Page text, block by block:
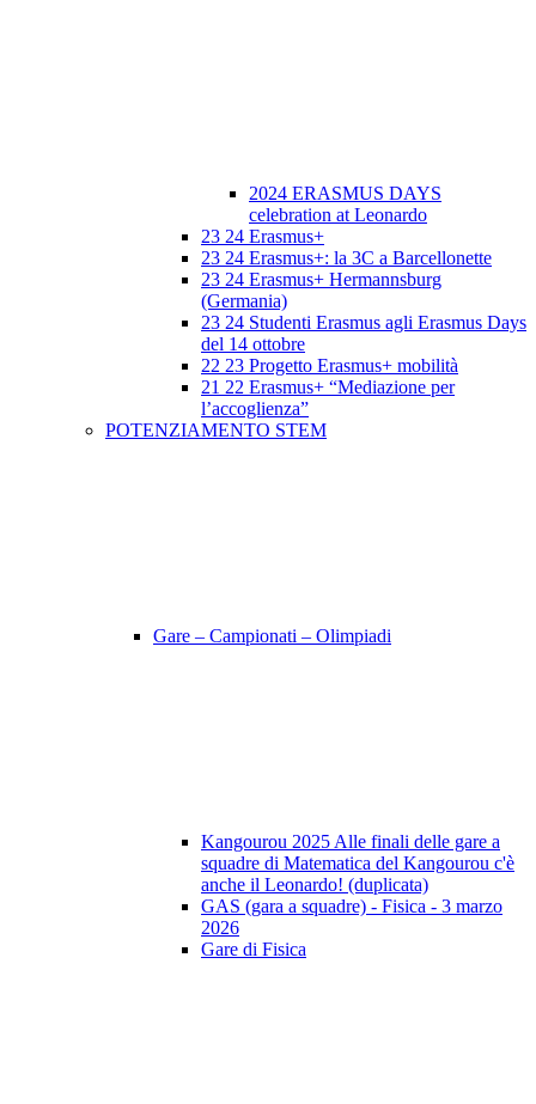
2024 ERASMUS DAYS
celebration at Leonardo
23 24 Erasmus+
23 24 Erasmus+: la 3C a Barcellonette
23 24 Erasmus+ Hermannsburg
(Germania)
23 24 Studenti Erasmus agli Erasmus Days
del 14 ottobre
22 23 Progetto Erasmus+ mobilità
21 22 Erasmus+ “Mediazione per
l’accoglienza”
POTENZIAMENTO STEM
Gare – Campionati – Olimpiadi
Kangourou 2025 Alle finali delle gare a
squadre di Matematica del Kangourou c'è
anche il Leonardo! (duplicata)
GAS (gara a squadre) - Fisica - 3 marzo
2026
Gare di Fisica